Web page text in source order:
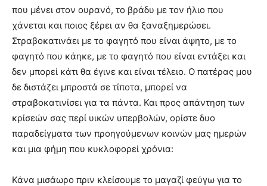
που μένει στον ουρανό, το βράδυ με τον ήλιο που
χάνεται και ποιος ξέρει αν θα ξαναξημερώσει.
Στραβοκατινάει με το φαγητό που είναι άψητο, με το
φαγητό που κάηκε, με το φαγητό που είναι εντάξει και
δεν μπορεί κάτι θα έγινε και είναι τέλειο. Ο πατέρας μου
δε διστάζει μπροστά σε τίποτα, μπορεί να
στραβοκατινίσει για τα πάντα. Και προς απάντηση των
κρίσεών σας περί υικών υπερβολών, ορίστε δυο
παραδείγματα των προηγούμενων κοινών μας ημερών
και μια φήμη που κυκλοφορεί χρόνια:
Κάνα μισάωρο πριν κλείσουμε το μαγαζί φεύγω για το